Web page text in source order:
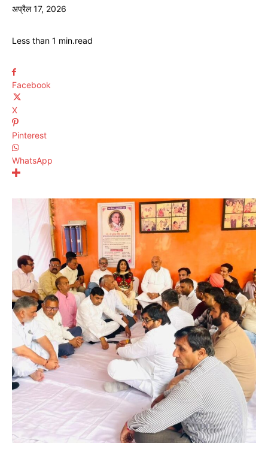
अप्रैल 17, 2026
Less than 1 min.read
Facebook
X
Pinterest
WhatsApp